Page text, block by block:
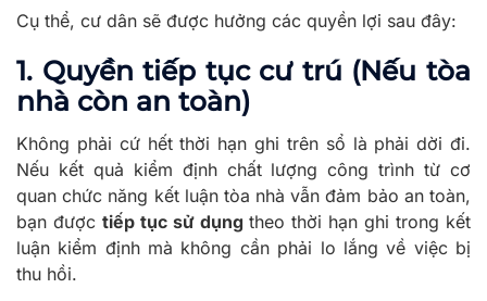
Cụ thể, cư dân sẽ được hưởng các quyền lợi sau đây:
1. Quyền tiếp tục cư trú (Nếu tòa
nhà còn an toàn)
Không phải cứ hết thời hạn ghi trên sổ là phải dời đi.
Nếu kết quả kiểm định chất lượng công trình từ cơ
quan chức năng kết luận tòa nhà vẫn đảm bảo an toàn,
bạn được tiếp tục sử dụng theo thời hạn ghi trong kết
luận kiểm định mà không cần phải lo lắng về việc bị
thu hồi.